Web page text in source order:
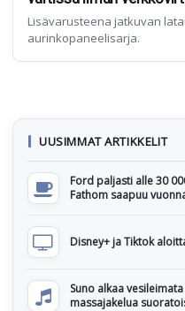
Lisävarusteena jatkuvan
aurinkopaneelisarja.
UUSIMMAT ARTIKKELIT
Ford paljasti alle 30
Fathom saapuu
Disney+ ja Tiktok
Suno alkaa
massajakelua